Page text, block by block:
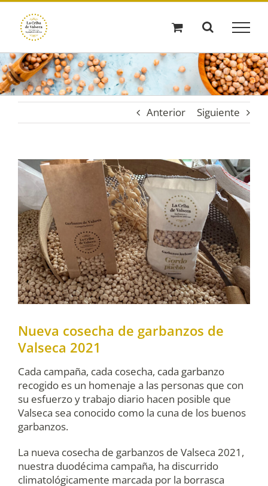
Saltar
contenido
Anterior Siguiente
Nueva cosecha de garbanzos de
Valseca 2021
Cada campaña, cada cosecha, cada garbanzo
recogido es un homenaje a las personas que con
su esfuerzo y trabajo diario hacen posible que
Valseca sea conocido como la cuna de los buenos
garbanzos.
La nueva cosecha de garbanzos de Valseca 2021,
nuestra duodécima campaña, ha discurrido
climatológicamente marcada por la borrasca